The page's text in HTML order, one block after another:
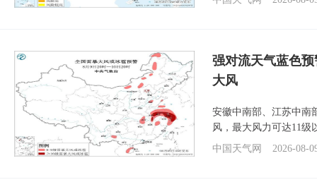
强对流天气蓝色
大风
安徽中南部、江苏中南
风，最大风力可达11级
中国天气网
2026-08-